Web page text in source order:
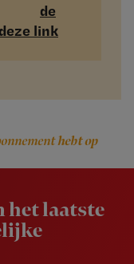
de
link
hebt op
het laatste